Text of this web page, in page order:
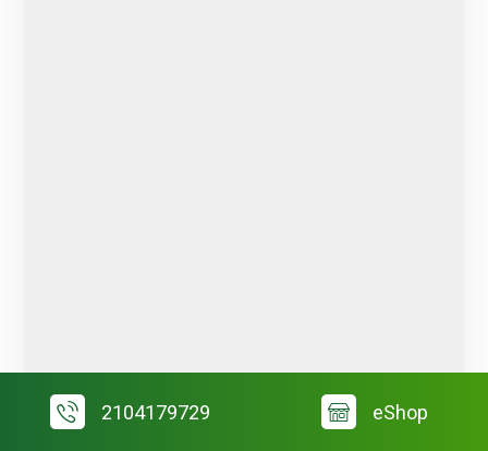
2104179729 eShop